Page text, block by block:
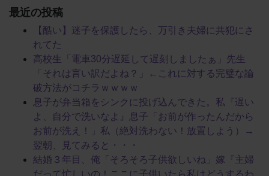
最近の投稿
【酷い】迷子を保護したら、万引き夫婦に共犯にさ
れてた
高校生「電車30分遅延して遅刻しましたぁ」先生
「それは言い訳だよね？」←これに対する完璧な論
破方法がコチラｗｗｗｗ
息子が弁当箱をシンクに投げ込んできた。私『遅い
よ、自分で洗いなよ』息子「お前が作ったんだから
お前が洗え！」私（絶対洗わない！放置しよう）→
翌朝、見てみると・・・
結婚３年目、俺「そろそろ子供欲しいね」嫁『主婦
だって忙しいの！ここに子供いたら私はどうするわ